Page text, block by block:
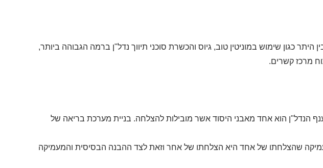
כגון שימוש במוניטין טוב, גיוס והכשרת סוכני תיווך נדל"ן ברמה הגבוהה ביותר,
מרכז קשרים.
הנדל"ן הוא אחד מאבני היסוד אשר מובילות להצלחה. בניית מערכת בריאה של
שהצלחתו של אחד היא הצלחתו של אחר וזאת לצד ההבנה הבסיסית והמעמיקה